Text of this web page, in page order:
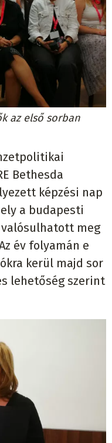
az első sorban
Bethesda
képzési nap
a budapesti
valósulhatott meg
év folyamán e
kerül majd sor
lehetőség szerint